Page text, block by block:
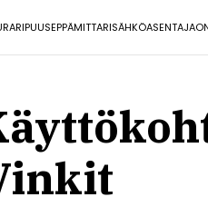
PUUSEPPÄMITTARISÄHKÖASENTAJA